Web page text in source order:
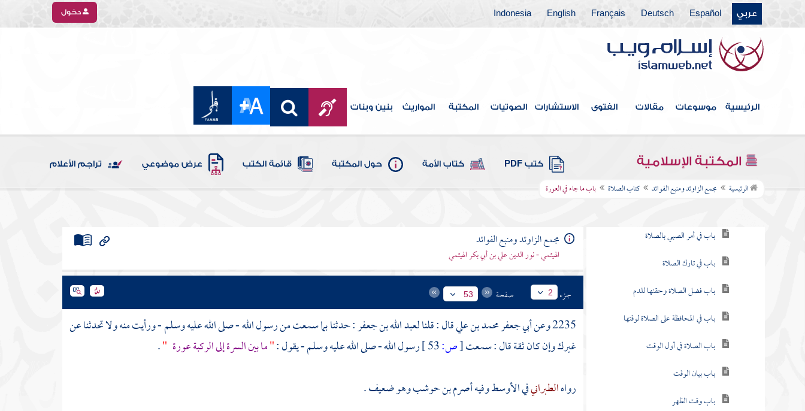
عربي Español
Deutsch
Français
English
Indonesia دخول
الرئيسية موسوعات مقالات الفتوى الاستشارات الصوتيات المكتبة المواريث بنين وبنات
المكتبة الإسلامية كتب PDF كتاب الأمة حول المكتبة قائمة الكتب عرض موضوعي تراجم الأعلام
الرئيسية مجمع الزاوئد ومنبع الفوائد كتاب الصلاة باب ما جاء في العورة
فهرس الكتاب
خطبة الكتاب
كتاب الإيمان
كتاب العلم
كتاب الصلاة
باب في أمر الصبي بالصلاة
باب في تارك الصلاة
باب فضل الصلاة وحقنها للدم
باب في المحافظة على الصلاة لوقتها
باب الصلاة في أول الوقت
باب بيان الوقت
باب وقت الظهر
مجمع الزاوئد ومنبع الفوائد
الهيثمي - نور الدين علي بن أبي بكر الهيثمي
جزء 2 صفحة 53
2235 وعن أبي جعفر محمد بن عليقال : قلنالعبد الله بن جعفر: حدثنا بما سمعت من رسول الله - صلى الله عليه وسلم - ورأيت منه ولا تحدثنا عن
غيرك وإن كان ثقة قال : سمعت[ص: رسول الله - صلى الله عليه وسلم - يقول :"ما بين السرة إلى الركبة عورة "
.
رواهالطبرانيفي الأوسط وفيهأصرم بن حوشبوهو ضعيف .